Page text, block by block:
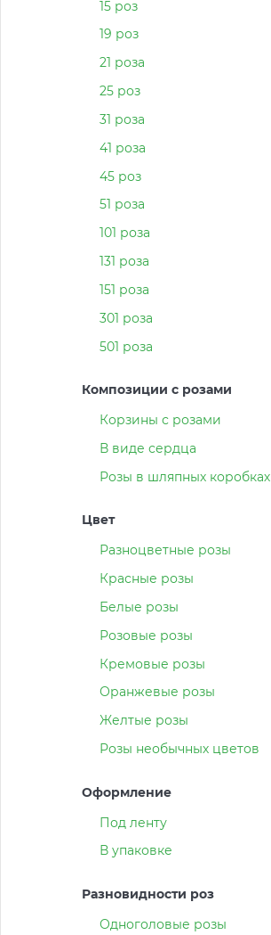
15 роз
19 роз
21 роза
25 роз
31 роза
41 роза
45 роз
51 роза
101 роза
131 роза
151 роза
301 роза
501 роза
Композиции с розами
Корзины с розами
В виде сердца
Розы в шляпных коробках
Цвет
Разноцветные розы
Красные розы
Белые розы
Розовые розы
Кремовые розы
Оранжевые розы
Желтые розы
Розы необычных цветов
Оформление
Под ленту
В упаковке
Разновидности роз
Одноголовые розы